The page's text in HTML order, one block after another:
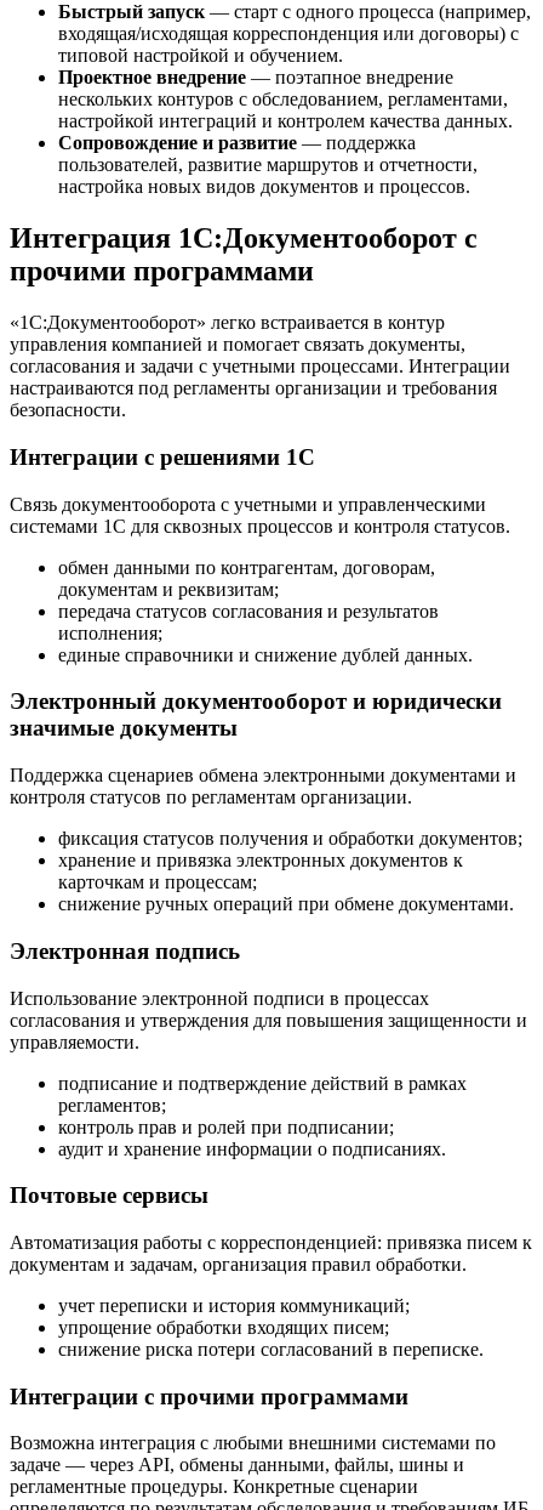
Быстрый запуск— старт с одного процесса (например,
входящая/исходящая корреспонденция или договоры) с
типовой настройкой и обучением.
Проектное внедрение — поэтапное внедрение
нескольких контуров с обследованием, регламентами,
настройкой интеграций и контролем качества данных.
Сопровождение и развитие — поддержка
пользователей, развитие маршрутов и отчетности,
настройка новых видов документов и процессов.
Интеграция 1С:Документооборот с
прочими программами
«1С:Документооборот» легко встраивается в контур
управления компанией и помогает связать документы,
согласования и задачи с учетными процессами. Интеграции
настраиваются под регламенты организации и требования
безопасности.
Интеграции с решениями 1С
Связь документооборота с учетными и управленческими
системами 1С для сквозных процессов и контроля статусов.
обмен данными по контрагентам, договорам,
документам и реквизитам;
передача статусов согласования и результатов
исполнения;
единые справочники и снижение дублей данных.
Электронный документооборот и юридически
значимые документы
Поддержка сценариев обмена электронными документами и
контроля статусов по регламентам организации.
фиксация статусов получения и обработки документов;
хранение и привязка электронных документов к
карточкам и процессам;
снижение ручных операций при обмене документами.
Электронная подпись
Использование электронной подписи в процессах
согласования и утверждения для повышения защищенности и
управляемости.
подписание и подтверждение действий в рамках
регламентов;
контроль прав и ролей при подписании;
аудит и хранение информации о подписаниях.
Почтовые сервисы
Автоматизация работы с корреспонденцией: привязка писем к
документам и задачам, организация правил обработки.
учет переписки и история коммуникаций;
упрощение обработки входящих писем;
снижение риска потери согласований в переписке.
Интеграции с прочими программами
Возможна интеграция с любыми внешними системами по
задаче — через API, обмены данными, файлы, шины и
регламентные процедуры. Конкретные сценарии